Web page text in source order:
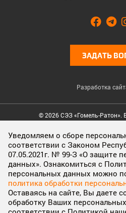
Уведомляем о сборе
соответствии с Законом
07.05.2021г. № 99-З «О защите
данных». Ознакомиться с
персональных данных можно
политика обработки
Оставаясь на сайте, Вы даете
обработку Ваших
ЗАДАТЬ
Разработка
© 2026 СЭЗ «Гомель-Ратон».
Cookies & Privacy
Cookies enable you to use
your experience on our sites, tell
people have visited, help us
and web searches, and give us
can improve our communications
information